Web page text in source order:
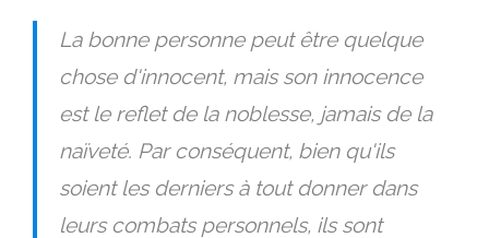
La bonne personne peut être quelque
chose d'innocent, mais son innocence
est le reflet de la noblesse, jamais de la
naïveté. Par conséquent, bien qu'ils
soient les derniers à tout donner dans
leurs combats personnels, ils sont